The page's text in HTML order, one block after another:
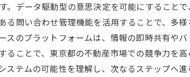
競争に打ち勝つためのデータ活用戦略
市場競争をリードする最新テクノロジー
不動産市場における競争戦略の革新
。データ駆動型の意思決定を可能にすること
る問い合わせ管理機能を活用することで、多
スのプラットフォームは、情報の即時共有や
ることで、東京都の不動産市場での競争力を
ステムの可能性を理解し、次なるステップへ